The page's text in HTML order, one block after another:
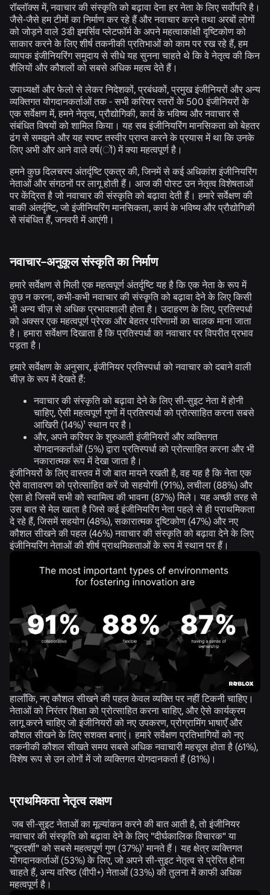
रॉब्लॉक्स में, नवाचार की संस्कृति को बढ़ावा देना हर नेता के लिए सर्वोपरि है।
जैसे-जैसे हम टीमों का निर्माण कर रहे हैं और नवाचार करने तथा अरबों लोगों
को जोड़ने वाले 3डी इमर्सिव प्लेटफॉर्म के अपने महत्वाकांक्षी दृष्टिकोण को
साकार करने के लिए शीर्ष तकनीकी प्रतिभाओं को काम पर रख रहे हैं, हम
व्यापक इंजीनियरिंग समुदाय से सीधे यह सुनना चाहते थे कि वे नेतृत्व की किन
शैलियों और कौशलों को सबसे अधिक महत्व देते हैं।
उपाध्यक्षों और फेलो से लेकर निदेशकों, प्रबंधकों, प्रमुख इंजीनियरों और अन्य
व्यक्तिगत योगदानकर्ताओं तक - सभी करियर स्तरों के 500 इंजीनियरों के
एक सर्वेक्षण में, हमने नेतृत्व, प्रौद्योगिकी, कार्य के भविष्य और नवाचार से
संबंधित विषयों को शामिल किया। यह सब इंजीनियरिंग मानसिकता को बेहतर
ढंग से समझने और यह स्पष्ट तस्वीर प्राप्त करने के प्रयास में था कि उनके
लिए अभी और आने वाले वर्ष(ों) में क्या महत्वपूर्ण है।
हमने कुछ दिलचस्प अंतर्दृष्टि एकत्र की, जिनमें से कई अधिकांश इंजीनियरिंग
नेताओं और संगठनों पर लागू होती हैं। आज की पोस्ट उन नेतृत्व विशेषताओं
पर केंद्रित है जो नवाचार की संस्कृति को बढ़ावा देती हैं। हमारे सर्वेक्षण की
बाकी अंतर्दृष्टि, जो इंजीनियरिंग मानसिकता, कार्य के भविष्य और प्रौद्योगिकी
से संबंधित हैं, जनवरी में आएंगी।
नवाचार-अनुकूल संस्कृति का निर्माण
हमारे सर्वेक्षण से मिली एक महत्वपूर्ण अंतर्दृष्टि यह है कि एक नेता के रूप में
कुछ न करना, कभी-कभी नवाचार की संस्कृति को बढ़ावा देने के लिए किसी
भी अन्य चीज़ से अधिक प्रभावशाली होता है। उदाहरण के लिए, प्रतिस्पर्धा
को अक्सर एक महत्वपूर्ण प्रेरक और बेहतर परिणामों का चालक माना जाता
है। हमारा सर्वेक्षण दिखाता है कि प्रतिस्पर्धा का नवाचार पर विपरीत प्रभाव
पड़ता है।
हमारे सर्वेक्षण के अनुसार, इंजीनियर प्रतिस्पर्धा को नवाचार को दबाने वाली
चीज़ के रूप में देखते हैं:
नवाचार की संस्कृति को बढ़ावा देने के लिए सी-सुइट नेता में होनी
चाहिए, ऐसी महत्वपूर्ण गुणों में प्रतिस्पर्धा को प्रोत्साहित करना सबसे
आखिरी (14%)¹ स्थान पर है।
और, अपने करियर के शुरुआती इंजीनियरों और व्यक्तिगत
योगदानकर्ताओं (5%) द्वारा प्रतिस्पर्धा को प्रोत्साहित करना और भी
नकारात्मक रूप में देखा जाता है।
इंजीनियरों के लिए वास्तव में जो बात मायने रखती है, वह यह है कि नेता एक
ऐसे वातावरण को प्रोत्साहित करें जो सहयोगी (91%), लचीला (88%) और
ऐसा हो जिसमें सभी को स्वामित्व की भावना (87%) मिले। यह अच्छी तरह से
उस बात से मेल खाता है जिसे कई इंजीनियरिंग नेता पहले से ही प्राथमिकता
दे रहे हैं, जिसमें सहयोग (48%), सकारात्मक दृष्टिकोण (47%) और नए
कौशल सीखने की पहल (46%) नवाचार की संस्कृति को बढ़ावा देने के लिए
इंजीनियरिंग नेताओं की शीर्ष प्राथमिकताओं के रूप में स्थान पर हैं।
हालाँकि, नए कौशल सीखने की पहल केवल व्यक्ति पर नहीं टिकनी चाहिए।
नेताओं को निरंतर शिक्षा को प्रोत्साहित करना चाहिए, और ऐसे कार्यक्रम
लागू करने चाहिए जो इंजीनियरों को नए उपकरण, प्रोग्रामिंग भाषाएँ और
कौशल सीखने के लिए सशक्त बनाएं। हमारे सर्वेक्षण प्रतिभागियों को नए
तकनीकी कौशल सीखते समय सबसे अधिक नवाचारी महसूस होता है (61%),
विशेष रूप से उन लोगों में जो व्यक्तिगत योगदानकर्ता हैं (81%)।
प्राथमिकता नेतृत्व लक्षण
जब सी-सुइट नेताओं का मूल्यांकन करने की बात आती है, तो इंजीनियर
नवाचार की संस्कृति को बढ़ावा देने के लिए "दीर्घकालिक विचारक" या
"दूरदर्शी" को सबसे महत्वपूर्ण गुण (37%)¹ मानते हैं। यह क्षेत्र व्यक्तिगत
योगदानकर्ताओं (53%) के लिए, जो अपने सी-सुइट नेतृत्व से प्रेरित होना
चाहते हैं, अन्य वरिष्ठ (वीपी+) नेताओं (33%) की तुलना में काफी अधिक
महत्वपूर्ण है।